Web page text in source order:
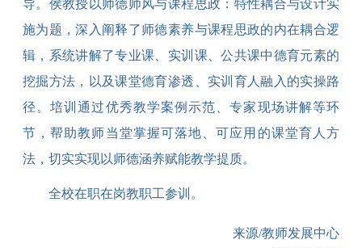
导。侯教授以师德师风与课程思政：特性耦合与设计实
施为题，深入阐释了师德素养与课程思政的内在耦合逻
辑，系统讲解了专业课、实训课、公共课中德育元素的
挖掘方法，以及课堂德育渗透、实训育人融入的实操路
径。培训通过优秀教学案例示范、专家现场讲解等环
节，帮助教师当堂掌握可落地、可应用的课堂育人方
法，切实实现以师德涵养赋能教学提质。
全校在职在岗教职工参训。
来源/教师发展中心